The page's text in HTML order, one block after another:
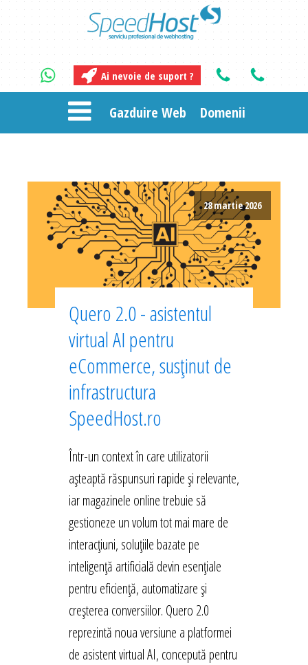
Ai nevoie de suport ?
Gazduire Web Domenii
28 martie 2026
Quero 2.0 - asistentul
virtual AI pentru
eCommerce, susținut de
infrastructura
SpeedHost.ro
Într-un context în care utilizatorii
așteaptă răspunsuri rapide și relevante,
iar magazinele online trebuie să
gestioneze un volum tot mai mare de
interacțiuni, soluțiile bazate pe
inteligență artificială devin esențiale
pentru eficiență, automatizare și
creșterea conversiilor. Quero 2.0
reprezintă noua versiune a platformei
de asistent virtual AI, concepută pentru